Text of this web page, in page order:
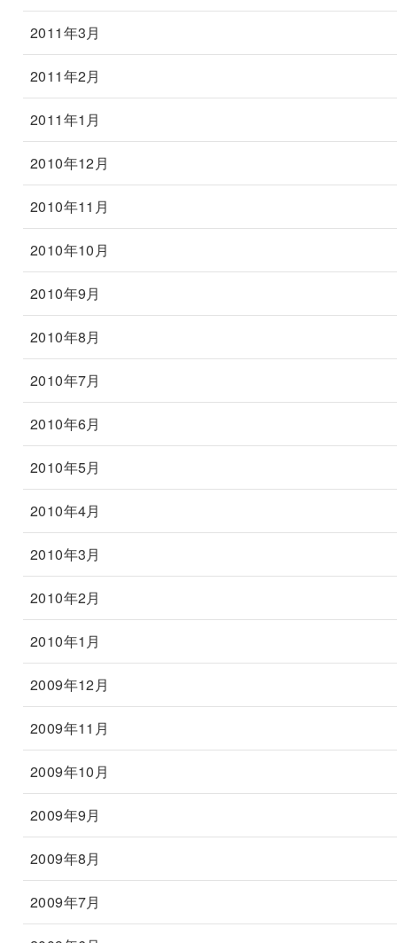
2011年3月
2011年2月
2011年1月
2010年12月
2010年11月
2010年10月
2010年9月
2010年8月
2010年7月
2010年6月
2010年5月
2010年4月
2010年3月
2010年2月
2010年1月
2009年12月
2009年11月
2009年10月
2009年9月
2009年8月
2009年7月